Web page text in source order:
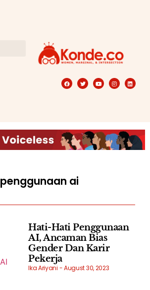
penggunaan ai
Hati-Hati Penggunaan
AI, Ancaman Bias
Gender Dan Karir
Pekerja
Ika Ariyani August 30, 2023